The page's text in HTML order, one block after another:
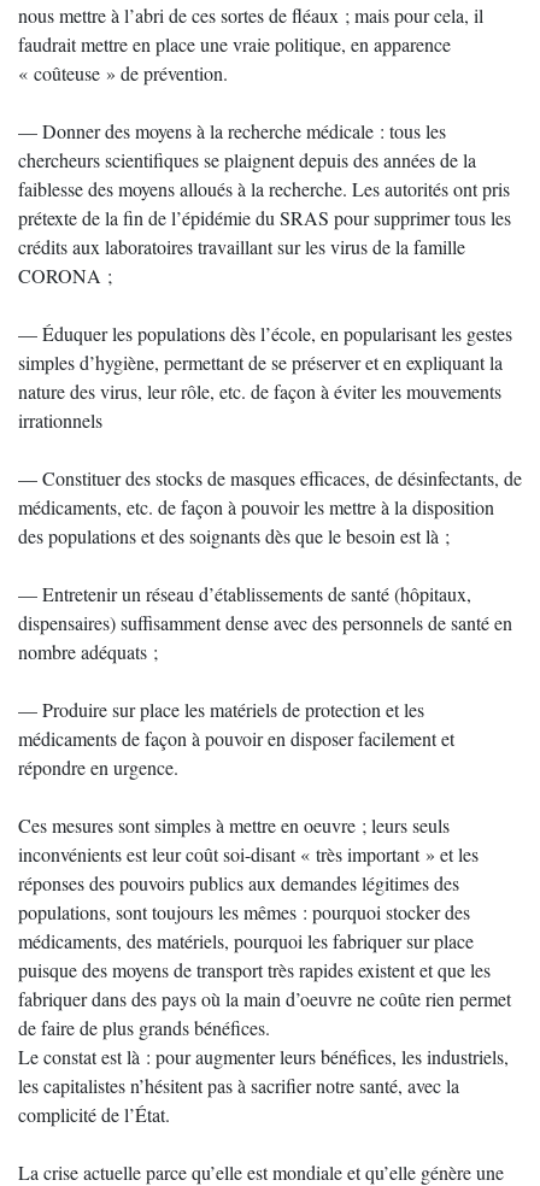
nous mettre à l’abri de ces sortes de fléaux ; mais pour cela, il
faudrait mettre en place une vraie politique, en apparence
« coûteuse » de prévention.
— Donner des moyens à la recherche médicale : tous les
chercheurs scientifiques se plaignent depuis des années de la
faiblesse des moyens alloués à la recherche. Les autorités ont pris
prétexte de la fin de l’épidémie du SRAS pour supprimer tous les
crédits aux laboratoires travaillant sur les virus de la famille
CORONA ;
— Éduquer les populations dès l’école, en popularisant les gestes
simples d’hygiène, permettant de se préserver et en expliquant la
nature des virus, leur rôle, etc. de façon à éviter les mouvements
irrationnels
— Constituer des stocks de masques efficaces, de désinfectants, de
médicaments, etc. de façon à pouvoir les mettre à la disposition
des populations et des soignants dès que le besoin est là ;
— Entretenir un réseau d’établissements de santé (hôpitaux,
dispensaires) suffisamment dense avec des personnels de santé en
nombre adéquats ;
— Produire sur place les matériels de protection et les
médicaments de façon à pouvoir en disposer facilement et
répondre en urgence.
Ces mesures sont simples à mettre en oeuvre ; leurs seuls
inconvénients est leur coût soi-disant « très important » et les
réponses des pouvoirs publics aux demandes légitimes des
populations, sont toujours les mêmes : pourquoi stocker des
médicaments, des matériels, pourquoi les fabriquer sur place
puisque des moyens de transport très rapides existent et que les
fabriquer dans des pays où la main d’oeuvre ne coûte rien permet
de faire de plus grands bénéfices.
Le constat est là : pour augmenter leurs bénéfices, les industriels,
les capitalistes n’hésitent pas à sacrifier notre santé, avec la
complicité de l’État.
La crise actuelle parce qu’elle est mondiale et qu’elle génère une